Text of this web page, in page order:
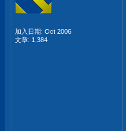
加入日期: Oct 2006
文章: 1,384